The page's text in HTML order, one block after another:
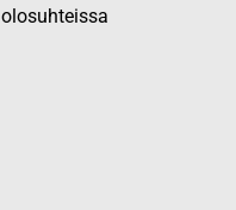
olosuhteissa